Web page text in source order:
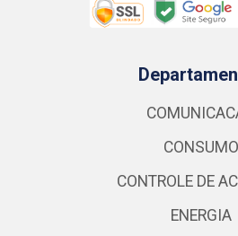
CONSUMO
CONTROLE DE
ENERGIA